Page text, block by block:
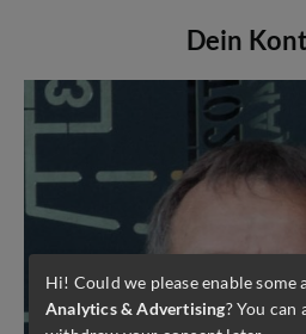
Dein
Hi! Could we please enable
Analytics & Advertising? You can